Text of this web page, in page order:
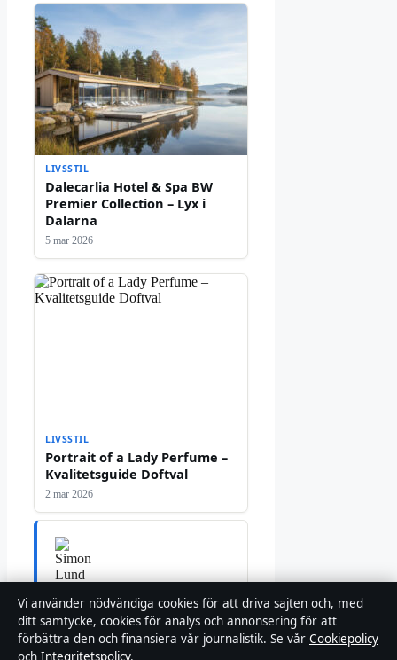
LIVSSTIL
Dalecarlia Hotel & Spa BW
Premier Collection – Lyx i
Dalarna
5 mar 2026
LIVSSTIL
Portrait of a Lady Perfume –
Kvalitetsguide Doftval
2 mar 2026
REDAKTIONEN
Simon Lund bevakar konserter,
festivaler och svensk
Vi använder nödvändiga cookies för att driva sajten och, med
ditt samtycke, cookies för analys och annonsering för att
förbättra den och finansiera vår journalistik. Se vår Cookiepolicy
och Integritetspolicy.